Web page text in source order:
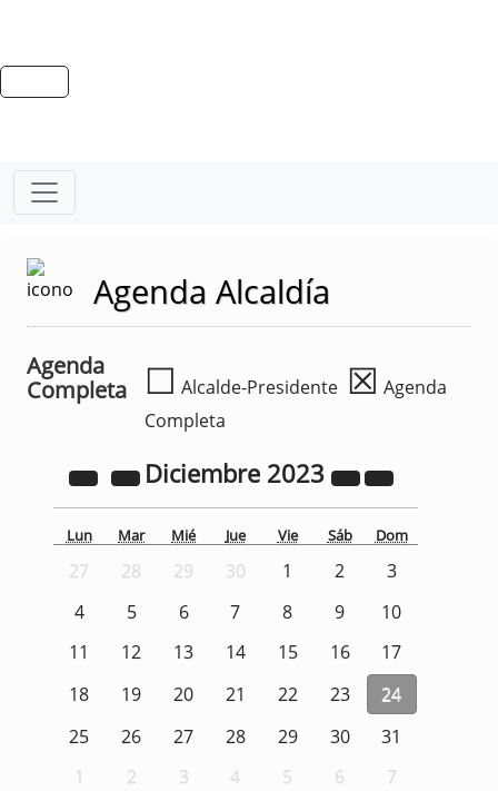
Agenda Alcaldía
Agenda
Completa
☐ Alcalde-Presidente ☒ Agenda
Completa
Diciembre 2023
Lun Mar Mié Jue Vie Sáb Dom
27 28 29 30 1 2
3
4
5 6 7 8 9
10
11
12 13 14 15 16
17
18
19 20 21 22 23
24
25
26 27 28 29 30
31
1
2 3 4 5 6 7